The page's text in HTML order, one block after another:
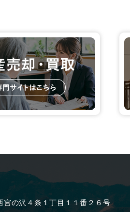
宮の沢４条１丁目１１番２６号